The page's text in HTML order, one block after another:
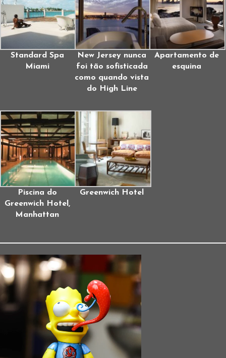
Standard Spa
Miami
New Jersey nunca
foi tão sofisticada
como quando vista
do High Line
Apartamento de
esquina
Piscina do
Greenwich Hotel,
Manhattan
Greenwich Hotel